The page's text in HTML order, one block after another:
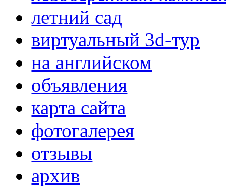
летний сад
виртуальный 3d-тур
на английском
объявления
карта сайта
фотогалерея
отзывы
архив